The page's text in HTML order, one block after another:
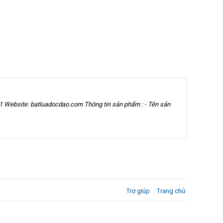
Website: batluadocdao.com Thông tin sản phẩm : - Tên sản
Trợ giúp Trang chủ